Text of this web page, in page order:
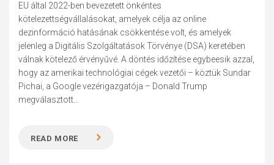
EU által 2022-ben bevezetett önkéntes
kötelezettségvállalásokat, amelyek célja az online
dezinformáció hatásának csökkentése volt, és amelyek
jelenleg a Digitális Szolgáltatások Törvénye (DSA) keretében
válnak kötelező érvényűvé. A döntés időzítése egybeesik azzal,
hogy az amerikai technológiai cégek vezetői – köztük Sundar
Pichai, a Google vezérigazgatója – Donald Trump
megválasztott...
READ MORE